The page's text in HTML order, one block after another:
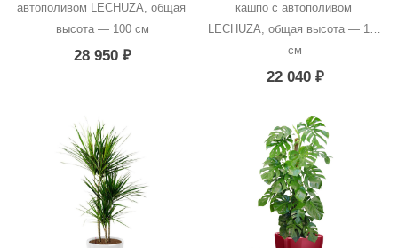
автополивом LECHUZA, общая
высота — 100 см
28 950₽
кашпо с автополивом
LECHUZA, общая высота — 100
см
22 040 ₽